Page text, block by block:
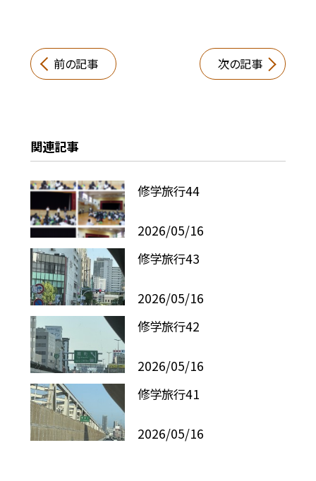
前の記事 次の記事
関連記事
修学旅行44
2026/05/16
修学旅行43
2026/05/16
修学旅行42
2026/05/16
修学旅行41
2026/05/16